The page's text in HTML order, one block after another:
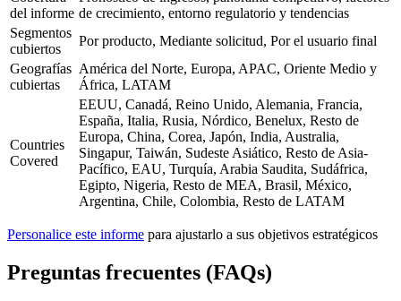
del informe de crecimiento, entorno regulatorio y tendencias
Segmentos
cubiertos
Por producto, Mediante solicitud, Por el usuario final
Geografías
cubiertas
América del Norte, Europa, APAC, Oriente Medio y
África, LATAM
Countries
Covered
EEUU, Canadá, Reino Unido, Alemania, Francia,
España, Italia, Rusia, Nórdico, Benelux, Resto de
Europa, China, Corea, Japón, India, Australia,
Singapur, Taiwán, Sudeste Asiático, Resto de Asia-
Pacífico, EAU, Turquía, Arabia Saudita, Sudáfrica,
Egipto, Nigeria, Resto de MEA, Brasil, México,
Argentina, Chile, Colombia, Resto de LATAM
Personalice este informe para ajustarlo a sus objetivos estratégicos
Preguntas frecuentes (FAQs)